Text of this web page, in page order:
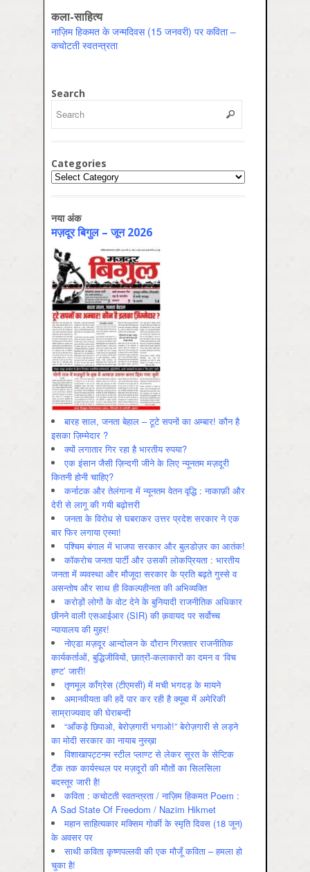
कला-साहित्य
नाज़िम हिकमत के जन्मदिवस (15 जनवरी) पर कविता –
कचोटती स्वतन्त्रता
Search
Categories
Categories
नया अंक
मज़दूर बिगुल – जून 2026
बारह साल, जनता बेहाल – टूटे सपनों का अम्बार! कौन है
इसका ज़िम्मेदार ?
क्यों लगातार गिर रहा है भारतीय रुपया?
एक इंसान जैसी ज़िन्दगी जीने के लिए न्यूनतम मज़दूरी
कितनी होनी चाहिए?
कर्नाटक और तेलंगाना में न्यूनतम वेतन वृद्धि : नाकाफ़ी और
देरी से लागू की गयी बढ़ोत्तरी
जनता के विरोध से घबराकर उत्तर प्रदेश सरकार ने एक
बार फिर लगाया एस्मा!
पश्चिम बंगाल में भाजपा सरकार और बुलडोज़र का आतंक!
कॉकरोच जनता पार्टी और उसकी लोकप्रियता : भारतीय
जनता में व्‍यवस्‍था और मौजूदा सरकार के प्रति बढ़ते गुस्‍से व
असन्‍तोष और साथ ही विकल्‍पहीनता की अभिव्‍यक्ति
करोड़ों लोगों के वोट देने के बुनियादी राजनीतिक अधिकार
छीनने वाली एसआईआर (SIR) की क़वायद पर सर्वोच्च
न्यायालय की मुहर!
नोएडा मज़दूर आन्दोलन के दौरान गिरफ़्तार राजनीतिक
कार्यकर्ताओं, बुद्धिजीवियों, छात्रों-कलाकारों का दमन व ‘विच
हण्ट’ जारी!
तृणमूल काँग्रेस (टीएमसी) में मची भगदड़ के मायने
अमानवीयता की हदें पार कर रही है क्यूबा में अमेरिकी
साम्राज्यवाद की घेराबन्दी
“आँकड़े छिपाओ, बेरोज़गारी भगाओ!” बेरोज़गारी से लड़ने
का मोदी सरकार का नायाब नुस्ख़ा
विशाखापट्टनम स्टील प्लाण्ट से लेकर सूरत के सेप्टिक
टैंक तक कार्यस्थल पर मज़दूरों की मौतों का सिलसिला
बदस्तूर जारी है!
कविता : कचोटती स्वतन्त्रता / नाज़िम हिकमत Poem :
A Sad State Of Freedom / Nazim Hikmet
महान साहित्यकार मक्सिम गोर्की के स्मृति दिवस (18 जून)
के अवसर पर
साथी कविता कृष्णपल्लवी की एक मौजूँ कविता – हमला हो
चुका है!